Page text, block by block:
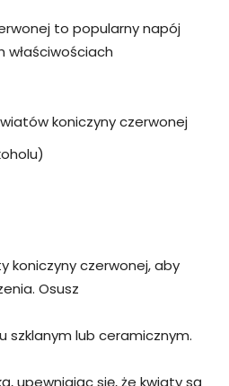
to popularny napój
właściwościach
koniczyny czerwonej
koniczyny czerwonej, aby
Osusz
szklanym lub ceramicznym.
upewniając się, że kwiaty są